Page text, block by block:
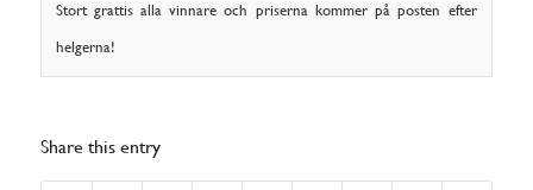
Stort grattis alla vinnare och priserna kommer på posten efter
helgerna!
Share this entry